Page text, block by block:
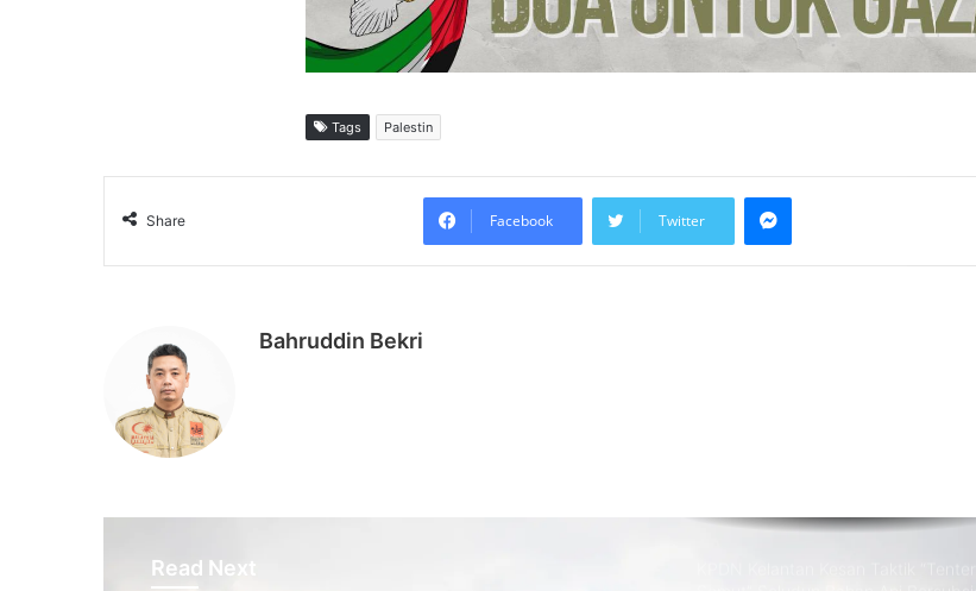
mencetuskan ketegangan
baharu di rantau Timur
Tags Palestin
Share Facebook Twitter
Bahruddin Bekri
Read Next
Mesir Desak Pembukaan Sempadan
Rafah, Israel Tegas Hadkan Laluan
Bantuan ke Gaza
Pemartabatan Bahasa Melayu Perlu
Dijadikan Agenda Nasional